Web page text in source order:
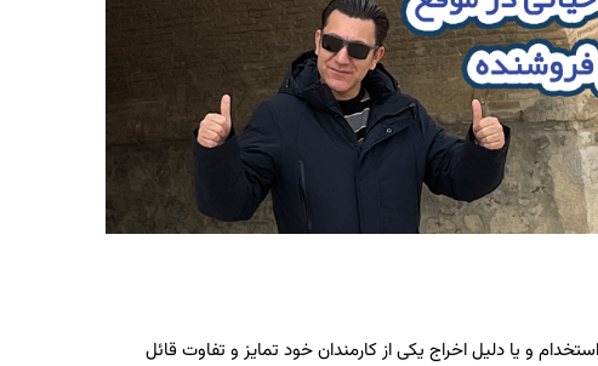
و یا دلیل اخراج یکی از کارمندان خود تمایز و تفاوت قائل